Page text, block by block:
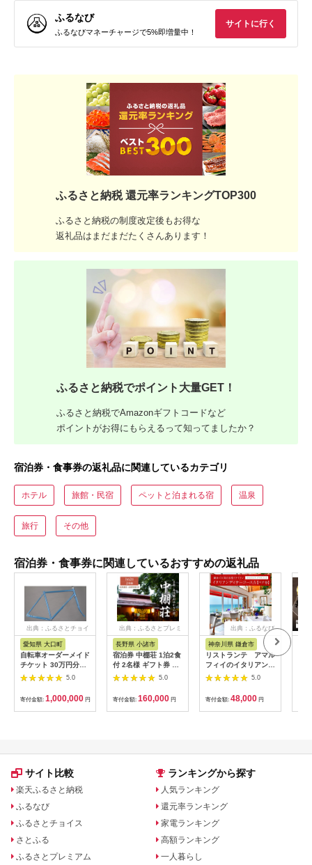
ふるなび
ふるなびマネーチャージで5%即増量中！
サイトに行く
ふるさと納税 還元率ランキングTOP300
ふるさと納税の制度改定後もお得な
返礼品はまだまだたくさんあります！
ふるさと納税でポイント大量GET！
ふるさと納税でAmazonギフトコードなど
ポイントがお得にもらえるって知ってましたか？
宿泊券・食事券の返礼品に関連しているカテゴリ
ホテル 旅館・民宿 ペットと泊まれる宿 温泉
旅行 その他
宿泊券・食事券に関連しているおすすめの返礼品
出典：ふるさとチョイ
愛知県 大口町
自転車オーダーメイド
チケット 30万円分
【1360365】
5.0
寄付金額: 1,000,000 円
出典：ふるさとプレミ
長野県 小諸市
宿泊券 中棚荘 1泊2食
付 2名様 ギフト券 チ
ケット 券 宿泊 旅行
5.0
寄付金額: 160,000 円
出典：ふるなび
神奈川県 鎌倉市
リストランテ アマル
フィイのイタリアンデ
ィナーコースA ペア
5.0
寄付金額: 48,000 円
サイト比較
楽天ふるさと納税
ふるなび
ふるさとチョイス
さとふる
ふるさとプレミアム
ランキングから探す
人気ランキング
還元率ランキング
家電ランキング
高額ランキング
一人暮らし